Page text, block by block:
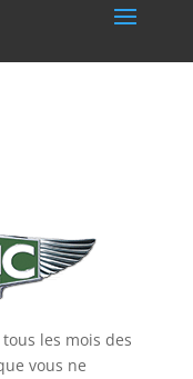
les mois des
vous ne